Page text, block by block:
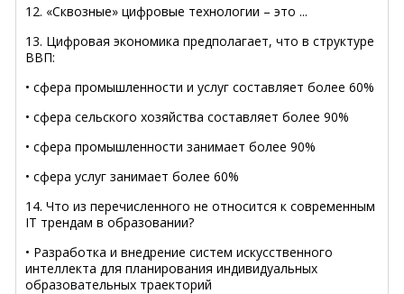
12. «Сквозные» цифровые технологии – это ...
13. Цифровая экономика предполагает, что в структуре
ВВП:
• сфера промышленности и услуг составляет более 60%
• сфера сельского хозяйства составляет более 90%
• сфера промышленности занимает более 90%
• сфера услуг занимает более 60%
14. Что из перечисленного не относится к современным
IT трендам в образовании?
• Разработка и внедрение систем искусственного
интеллекта для планирования индивидуальных
образовательных траекторий